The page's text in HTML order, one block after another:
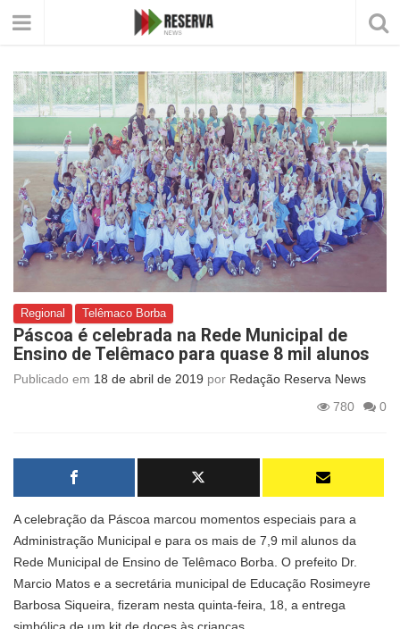
Regional Telêmaco Borba
Páscoa é celebrada na Rede Municipal de
Ensino de Telêmaco para quase 8 mil alunos
Publicado em 18 de abril de 2019 por Redação Reserva News
780
0
A celebração da Páscoa marcou momentos especiais para a
Administração Municipal e para os mais de 7,9 mil alunos da
Rede Municipal de Ensino de Telêmaco Borba. O prefeito Dr.
Marcio Matos e a secretária municipal de Educação Rosimeyre
Barbosa Siqueira, fizeram nesta quinta-feira, 18, a entrega